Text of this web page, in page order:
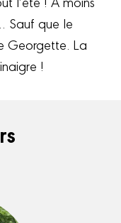
Sauf que le
Georgette. La
!